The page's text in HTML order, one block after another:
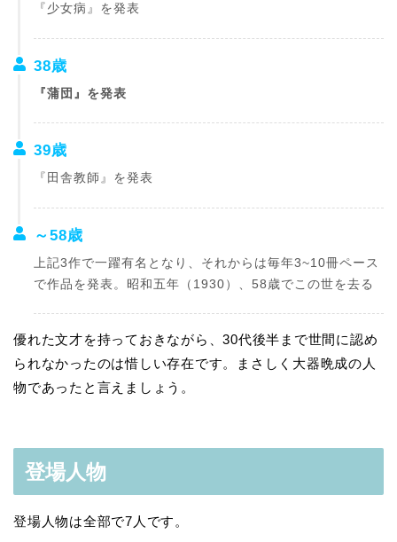
『少女病』を発表
38歳
『蒲団』を発表
39歳
『田舎教師』を発表
～58歳
上記3作で一躍有名となり、それからは毎年3~10冊ペース
で作品を発表。昭和五年（1930）、58歳でこの世を去る
優れた文才を持っておきながら、30代後半まで世間に認め
られなかったのは惜しい存在です。まさしく大器晩成の人
物であったと言えましょう。
登場人物
登場人物は全部で7人です。